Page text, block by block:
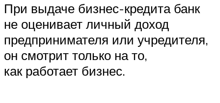
При выдаче бизнес-кредита банк
не оценивает личный доход
предпринимателя или учредителя,
он смотрит только на то,
как работает бизнес.